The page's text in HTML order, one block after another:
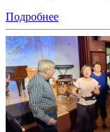
Подробнее